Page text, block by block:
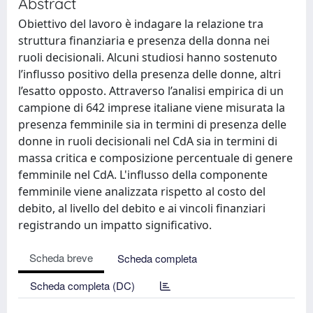
Obiettivo del lavoro è indagare la relazione tra
struttura finanziaria e presenza della donna nei
ruoli decisionali. Alcuni studiosi hanno sostenuto
l’influsso positivo della presenza delle donne, altri
l’esatto opposto. Attraverso l’analisi empirica di un
campione di 642 imprese italiane viene misurata la
presenza femminile sia in termini di presenza delle
donne in ruoli decisionali nel CdA sia in termini di
massa critica e composizione percentuale di genere
femminile nel CdA. L'influsso della componente
femminile viene analizzata rispetto al costo del
debito, al livello del debito e ai vincoli finanziari
registrando un impatto significativo.
Scheda breve
Scheda completa
Scheda completa (DC)